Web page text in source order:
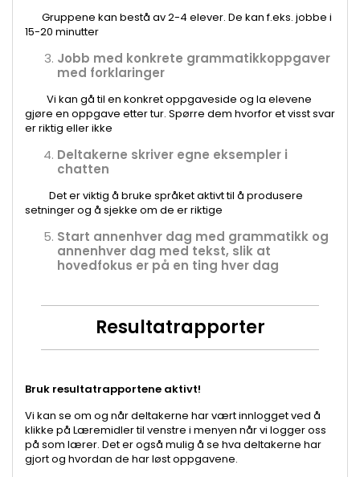
Gruppene kan bestå av 2-4 elever. De kan f.eks. jobbe i
15-20 minutter
Jobb med konkrete grammatikkoppgaver
med forklaringer
Vi kan gå til en konkret oppgaveside og la elevene
gjøre en oppgave etter tur. Spørre dem hvorfor et visst svar
er riktig eller ikke
Deltakerne skriver egne eksempler i
chatten
Det er viktig å bruke språket aktivt til å produsere
setninger og å sjekke om de er riktige
Start annenhver dag med grammatikk og
annenhver dag med tekst, slik at
hovedfokus er på en ting hver dag
Resultatrapporter
Bruk resultatrapportene aktivt!
Vi kan se om og når deltakerne har vært innlogget ved å
klikke på Læremidler til venstre i menyen når vi logger oss
på som lærer. Det er også mulig å se hva deltakerne har
gjort og hvordan de har løst oppgavene.